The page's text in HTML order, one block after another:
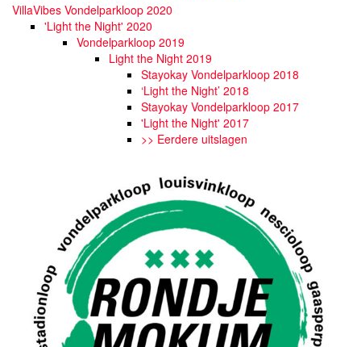
VillaVibes Vondelparkloop 2020
'Light the Night' 2020
Vondelparkloop 2019
Light the Night 2019
Stayokay Vondelparkloop 2018
‘Light the Night’ 2018
Stayokay Vondelparkloop 2017
'Light the Night' 2017
>> Eerdere uitslagen